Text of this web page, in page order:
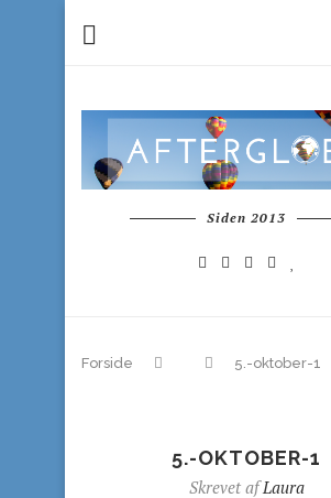
Siden 2013
Forside 5.-oktober-1
5.-OKTOBER-1
Skrevet afLaura